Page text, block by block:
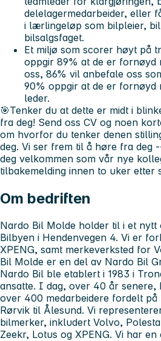
delelagermedarbeider, eller
i lærlingeløp som bilpleier,
bilsalgsfaget.
Et miljø som scorer høyt på
oppgir 89% at de er fornøyd
oss, 86% vil anbefale oss
90% oppgir at de er fornøyd
leder.
🎯Tenker du at dette er midt i
fra deg! Send oss CV og noen
om hvorfor du tenker denen
deg. Vi ser frem til å høre fra deg
deg velkommen som vår nye
tilbakemelding innen to uker etter
Om bedriften
Nardo Bil Molde holder til i et nytt
Bilbyen i Hendenvegen 4. Vi er
XPENG, samt merkeverksted for
Bil Molde er en del av Nardo Bil
Nardo Bil ble etablert i 1983 i
ansatte. I dag, over 40 år
over 400 medarbeidere fordelt
Rørvik til Ålesund. Vi
bilmerker, inkludert Volvo,
Zeekr, Lotus og XPENG. Vi har